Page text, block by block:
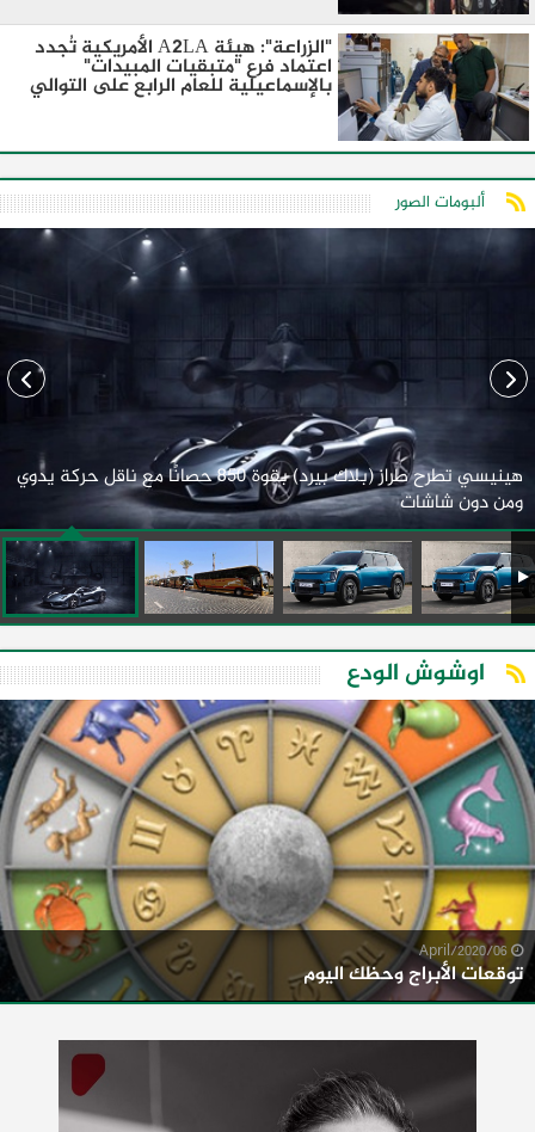
"الزراعة": هيئة A2LA الأمريكية تُجدد
اعتماد فرع "متبقيات المبيدات"
بالإسماعيلية للعام الرابع على التوالي
ألبومات الصور
هينيسي تطرح طراز (بلاك بيرد) بقوة 850 حصانًا مع ناقل حركة يدوي
ومن دون شاشات
اوشوش الودع
توقعات الأبراج وحظك اليوم